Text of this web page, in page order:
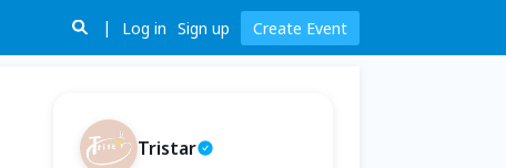
Log in Sign up Create Event
Tristar